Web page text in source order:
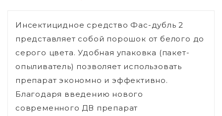
Инсектицидное средство Фас-дубль 2
представляет собой порошок от белого до
серого цвета. Удобная упаковка (пакет-
опыливатель) позволяет использовать
препарат экономно и эффективно.
Благодаря введению нового
современного ДВ препарат